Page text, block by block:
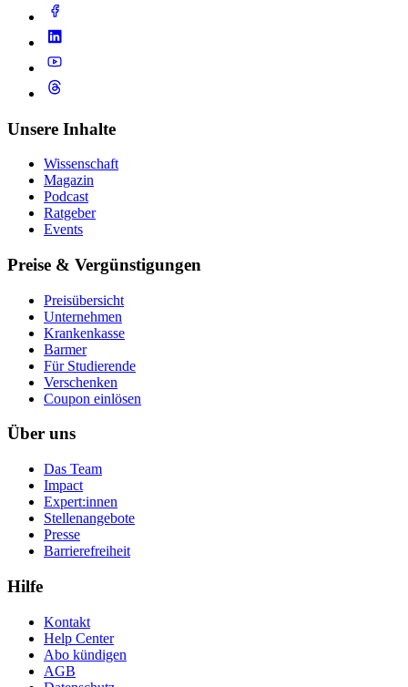
Unsere Inhalte
Wissenschaft
Magazin
Podcast
Ratgeber
Events
Preise & Vergünstigungen
Preisübersicht
Unternehmen
Krankenkasse
Barmer
Für Studierende
Ver­schen­ken
Coupon einlösen
Über uns
Das Team
Impact
Expert:innen
Stellenangebote
Presse
Barrierefreiheit
Hilfe
Kontakt
Help Center
Abo kündigen
AGB